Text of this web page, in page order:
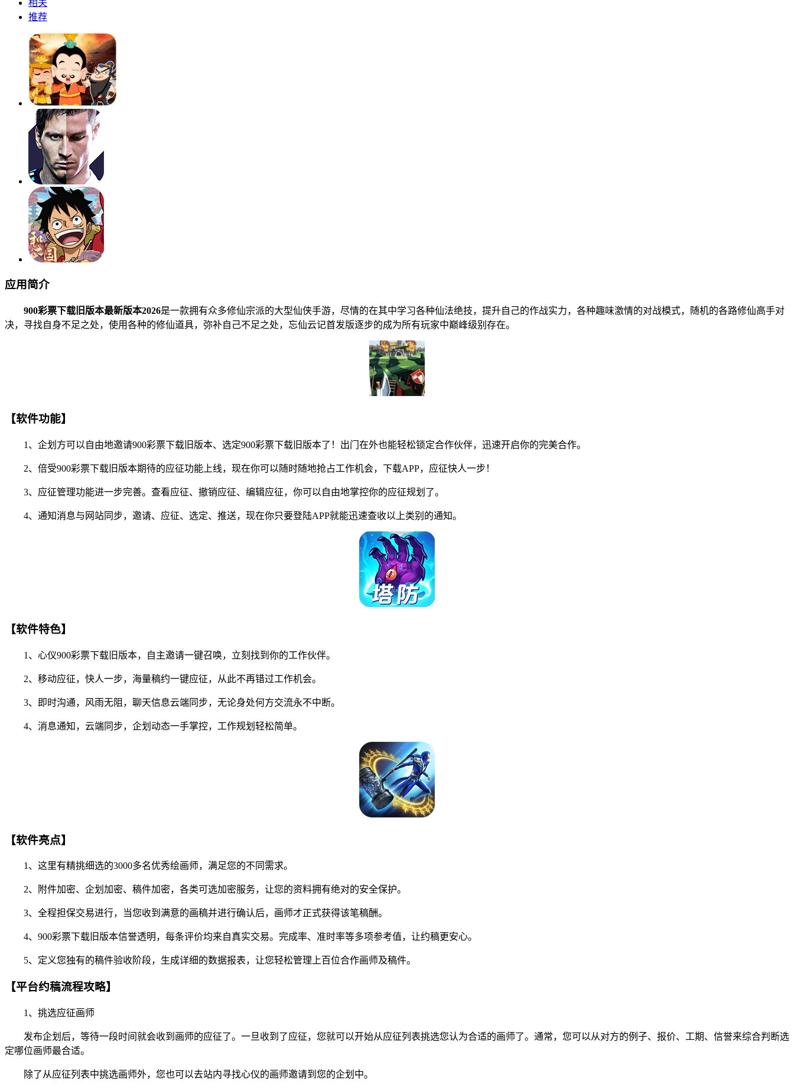
相关
推荐
应用简介
900彩票下载旧版本最新版本2026是一款拥有众多修仙宗派的大型仙侠手游，尽情的在其中学习各种仙法绝技，提升自己的作战实力，各种趣味激情的对战模式，随机的各路修仙高手对
决，寻找自身不足之处，使用各种的修仙道具，弥补自己不足之处，忘仙云记首发版逐步的成为所有玩家中巅峰级别存在。
【软件功能】
1、企划方可以自由地邀请900彩票下载旧版本、选定900彩票下载旧版本了！出门在外也能轻松锁定合作伙伴，迅速开启你的完美合作。
2、倍受900彩票下载旧版本期待的应征功能上线，现在你可以随时随地抢占工作机会，下载APP，应征快人一步！
3、应征管理功能进一步完善。查看应征、撤销应征、编辑应征，你可以自由地掌控你的应征规划了。
4、通知消息与网站同步，邀请、应征、选定、推送，现在你只要登陆APP就能迅速查收以上类别的通知。
【软件特色】
1、心仪900彩票下载旧版本，自主邀请一键召唤，立刻找到你的工作伙伴。
2、移动应征，快人一步，海量稿约一键应征，从此不再错过工作机会。
3、即时沟通，风雨无阻，聊天信息云端同步，无论身处何方交流永不中断。
4、消息通知，云端同步，企划动态一手掌控，工作规划轻松简单。
【软件亮点】
1、这里有精挑细选的3000多名优秀绘画师，满足您的不同需求。
2、附件加密、企划加密、稿件加密，各类可选加密服务，让您的资料拥有绝对的安全保护。
3、全程担保交易进行，当您收到满意的画稿并进行确认后，画师才正式获得该笔稿酬。
4、900彩票下载旧版本信誉透明，每条评价均来自真实交易。完成率、准时率等多项参考值，让约稿更安心。
5、定义您独有的稿件验收阶段，生成详细的数据报表，让您轻松管理上百位合作画师及稿件。
【平台约稿流程攻略】
1、挑选应征画师
发布企划后，等待一段时间就会收到画师的应征了。一旦收到了应征，您就可以开始从应征列表挑选您认为合适的画师了。通常，您可以从对方的例子、报价、工期、信誉来综合判断选
定哪位画师最合适。
除了从应征列表中挑选画师外，您也可以去站内寻找心仪的画师邀请到您的企划中。